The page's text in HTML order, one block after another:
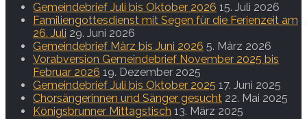
Gemeindebrief Juli bis Oktober 2026 15. Juli 2026
Familiengottesdienst mit Segen für die Ferienzeit am
26. Juli 29. Juni 2026
Gemeindebrief März bis Juni 2026 5. März 2026
Vorabversion Gemeindebrief November 2025 bis
Februar 2026 19. Dezember 2025
Gemeindebrief Juli bis Oktober 2025 17. Juni 2025
Chorsängerinnen und Sänger gesucht 22. Mai 2025
Königsbrunner Mittagstisch 13. März 2025